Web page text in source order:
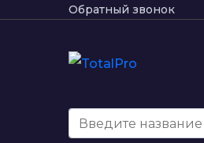
Обратный звонок